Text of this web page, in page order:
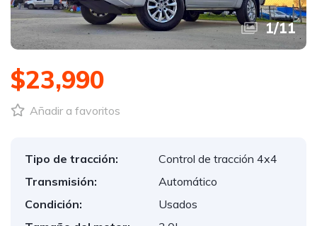
1/11
$23,990
Añadir a favoritos
Tipo de tracción:
Control de tracción 4x4
Transmisión:
Automático
Condición:
Usados